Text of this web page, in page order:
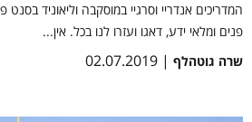
המדריכים אנדריי וסרגיי במוסקבה וליאוניד בסנט
פנים ומלאי ידע, דאגו ועזרו לנו בכל. אין...
שרה גוטהלף | 02.07.2019